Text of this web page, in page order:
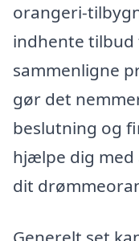
orangeri-
indhente tilbud
sammenligne
gør det
beslutning og
hjælpe dig med
dit